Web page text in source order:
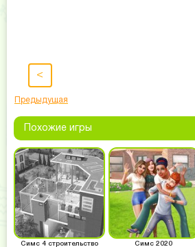
<
Предыдущая
Похожие игры
Симс 4 строительство Симс 2020